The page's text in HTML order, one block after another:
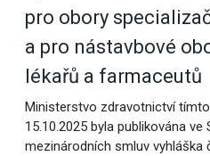
pro obory
a pro nástavbové
lékařů a farmaceutů
Ministerstvo zdravotnictví
15.10.2025 byla publikována ve
mezinárodních smluv vyhláška